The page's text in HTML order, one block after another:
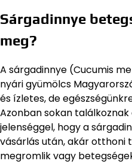
Sárgadinnye
meg?
A sárgadinnye (Cucumis
nyári gyümölcs
és ízletes, de
Azonban sokan
jelenséggel, hogy a
vásárlás után, akár otthoni
megromlik vagy